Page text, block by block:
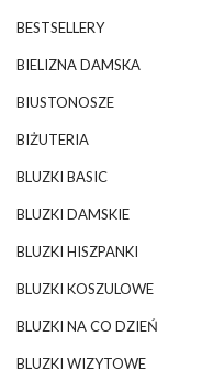
BESTSELLERY
BIELIZNA DAMSKA
BIUSTONOSZE
BIŻUTERIA
BLUZKI BASIC
BLUZKI DAMSKIE
BLUZKI HISZPANKI
BLUZKI KOSZULOWE
BLUZKI NA CO DZIEŃ
BLUZKI WIZYTOWE